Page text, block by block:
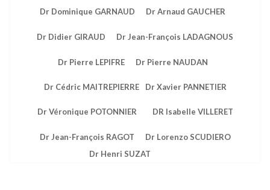
Dr Dominique GARNAUD Dr Arnaud GAUCHER
Dr Didier GIRAUD Dr Jean-François LADAGNOUS
Dr Pierre LEPIFRE Dr Pierre NAUDAN
Dr Cédric MAITREPIERRE Dr Xavier PANNETIER
Dr Véronique POTONNIER DR Isabelle VILLERET
Dr Jean-François RAGOT
Dr Lorenzo SCUDIERO
Dr Henri SUZAT